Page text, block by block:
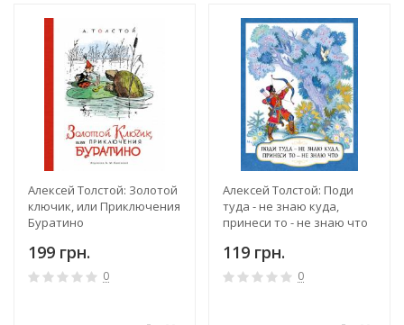
Алексей Толстой: Золотой
ключик, или Приключения
Буратино
199 грн.
0
Алексей Толстой: Поди
туда - не знаю куда,
принеси то - не знаю что
119 грн.
0